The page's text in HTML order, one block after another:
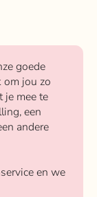
goede
om jou zo
je mee te
een
andere
en we